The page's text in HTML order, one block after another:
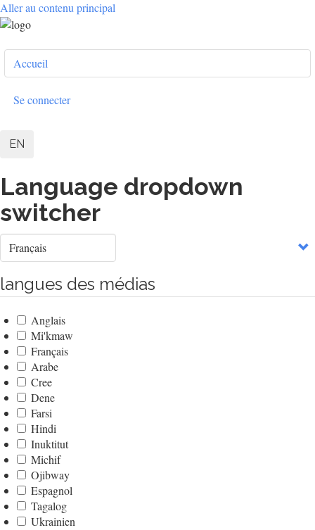
Aller au contenu principal
User
account
menu
Accueil
Se connecter
EN
Language dropdown
switcher
Select
your
langues des médias
Anglais
Mi'kmaw
Français
Arabe
Cree
Dene
Farsi
Hindi
Inuktitut
Michif
Ojibway
Espagnol
Tagalog
Ukrainien